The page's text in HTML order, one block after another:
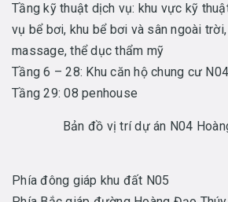
Tầng kỹ thuật dịch vụ: khu vực kỹ
vụ bể bơi, khu bể bơi và sân ngoài
massage, thể dục thẩm mỹ
Tầng 6 – 28: Khu căn hộ chung cư N04
Tầng 29: 08 penhouse
Bản đồ vị trí dự án N04
Phía đông giáp khu đất N05